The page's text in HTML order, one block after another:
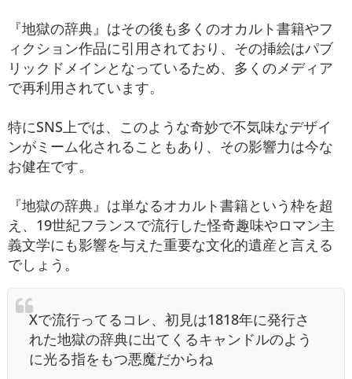
『地獄の辞典』はその後も多くのオカルト書籍やフ
ィクション作品に引用されており、その挿絵はパブ
リックドメインとなっているため、多くのメディア
で再利用されています。
特にSNS上では、このような奇妙で不気味なデザイ
ンがミーム化されることもあり、その影響力は今な
お健在です。
『地獄の辞典』は単なるオカルト書籍という枠を超
え、19世紀フランスで流行した怪奇趣味やロマン主
義文学にも影響を与えた重要な文化的遺産と言える
でしょう。
Xで流行ってるコレ、初見は1818年に発行さ
れた地獄の辞典に出てくるキャンドルのよう
に光る指をもつ悪魔だからね